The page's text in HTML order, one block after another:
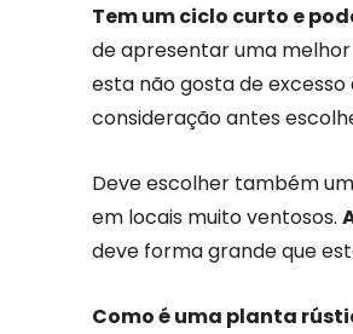
Tem um ciclo curto e
de apresentar uma
esta não gosta de
consideração antes
Deve escolher também
em locais muito ventosos.
deve forma grande que
Como é uma planta